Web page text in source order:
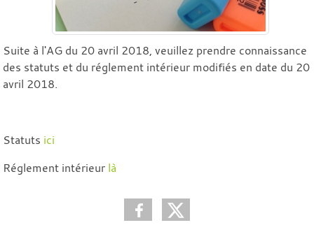
Suite à l'AG du 20 avril 2018, veuillez prendre connaissance
des statuts et du réglement intérieur modifiés en date du 20
avril 2018.
Statuts ici
Réglement intérieur là